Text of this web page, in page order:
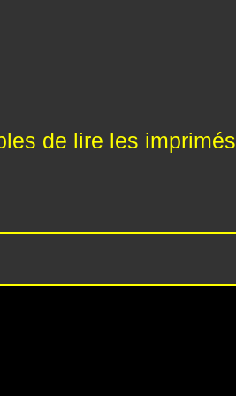
de lire les imprimés